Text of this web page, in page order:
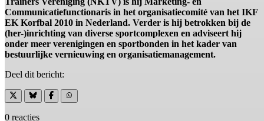
Communicatiefunctionaris in het organisatiecomité van het IKF
EK Korfbal 2010 in Nederland. Verder is hij betrokken bij de
(her-)inrichting van diverse sportcomplexen en adviseert hij
onder meer verenigingen en sportbonden in het kader van
bestuurlijke vernieuwing en organisatiemanagement.
Deel dit bericht:
0 reacties